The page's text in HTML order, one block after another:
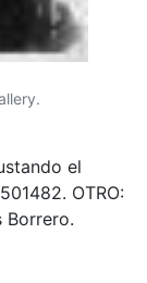
el
OTRO:
Borrero.